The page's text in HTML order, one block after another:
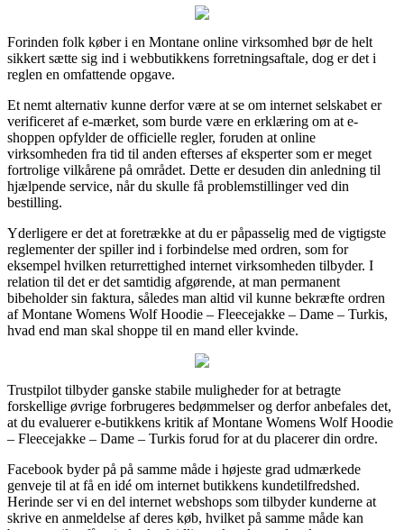
Forinden folk køber i en Montane online virksomhed bør de helt
sikkert sætte sig ind i webbutikkens forretningsaftale, dog er det i
reglen en omfattende opgave.
Et nemt alternativ kunne derfor være at se om internet selskabet er
verificeret af e-mærket, som burde være en erklæring om at e-
shoppen opfylder de officielle regler, foruden at online
virksomheden fra tid til anden efterses af eksperter som er meget
fortrolige vilkårene på området. Dette er desuden din anledning til
hjælpende service, når du skulle få problemstillinger ved din
bestilling.
Yderligere er det at foretrække at du er påpasselig med de vigtigste
reglementer der spiller ind i forbindelse med ordren, som for
eksempel hvilken returrettighed internet virksomheden tilbyder. I
relation til det er det samtidig afgørende, at man permanent
bibeholder sin faktura, således man altid vil kunne bekræfte ordren
af Montane Womens Wolf Hoodie – Fleecejakke – Dame – Turkis,
hvad end man skal shoppe til en mand eller kvinde.
Trustpilot tilbyder ganske stabile muligheder for at betragte
forskellige øvrige forbrugeres bedømmelser og derfor anbefales det,
at du evaluerer e-butikkens kritik af Montane Womens Wolf Hoodie
– Fleecejakke – Dame – Turkis forud for at du placerer din ordre.
Facebook byder på på samme måde i højeste grad udmærkede
genveje til at få en idé om internet butikkens kundetilfredshed.
Herinde ser vi en del internet webshops som tilbyder kunderne at
skrive en anmeldelse af deres køb, hvilket på samme måde kan